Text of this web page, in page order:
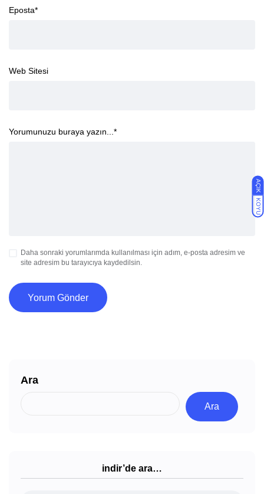
AÇIK
KOYU
Eposta*
Web Sitesi
Yorumunuzu buraya yazın... *
Daha sonraki yorumlarımda kullanılması için adım, e-posta adresim ve
site adresim bu tarayıcıya kaydedilsin.
Ara
Ara
indir’de ara…